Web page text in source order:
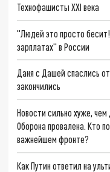
Технофашисты XXI века
"Людей это просто
зарплатах" в России
Даня с Дашей спаслись
закончились
Новости сильно хуже,
Оборона провалена. Кто
важнейшем фронте?
Как Путин ответил на